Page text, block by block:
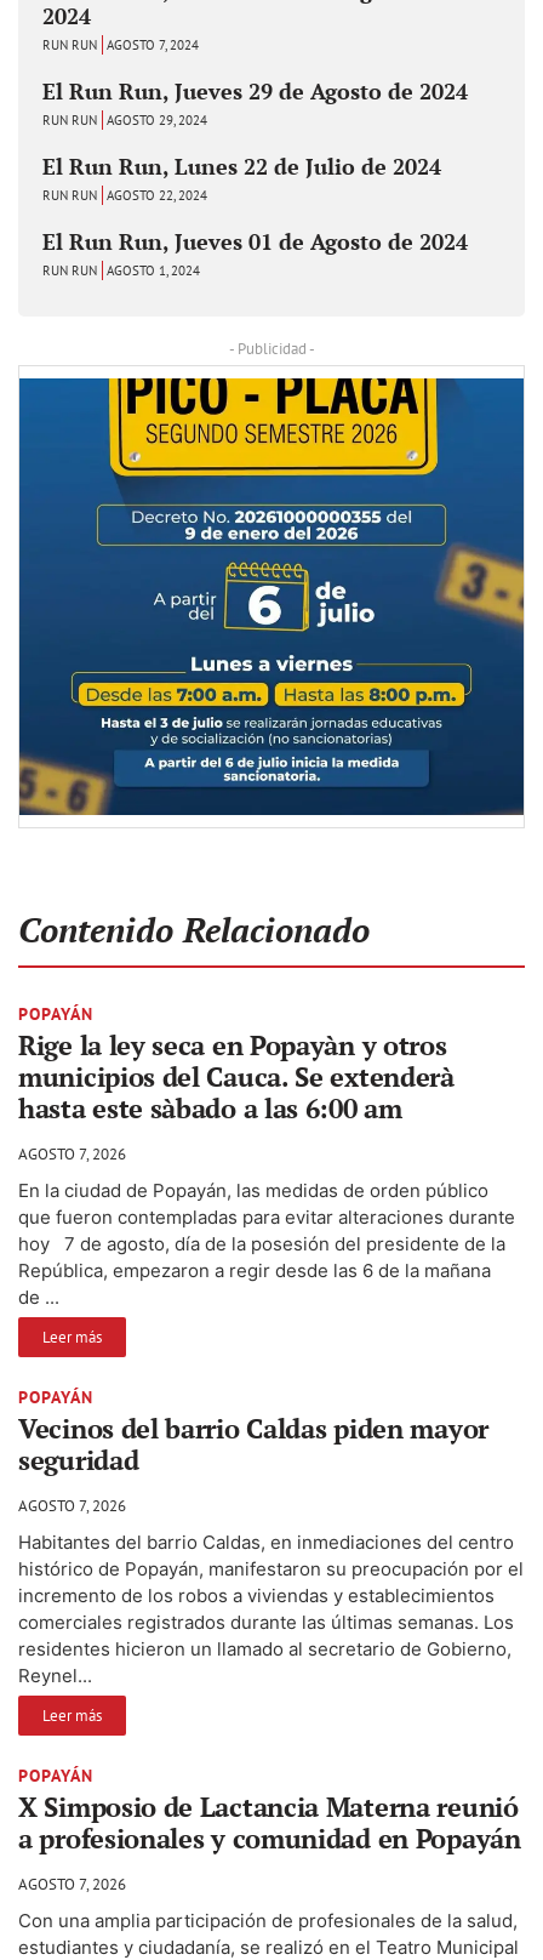
2024
RUN RUN AGOSTO 7, 2024
El Run Run, Jueves 29 de Agosto de 2024
RUN RUN AGOSTO 29, 2024
El Run Run, Lunes 22 de Julio de 2024
RUN RUN AGOSTO 22, 2024
El Run Run, Jueves 01 de Agosto de 2024
RUN RUN AGOSTO 1, 2024
- Publicidad -
Contenido Relacionado
POPAYÁN
Rige la ley seca en Popayàn y otros
municipios del Cauca. Se extenderà
hasta este sàbado a las 6:00 am
AGOSTO 7, 2026
En la ciudad de Popayán, las medidas de orden público
que fueron contempladas para evitar alteraciones durante
hoy 7 de agosto, día de la posesión del presidente de la
República, empezaron a regir desde las 6 de la mañana
de ...
Leer más
POPAYÁN
Vecinos del barrio Caldas piden mayor
seguridad
AGOSTO 7, 2026
Habitantes del barrio Caldas, en inmediaciones del centro
histórico de Popayán, manifestaron su preocupación por el
incremento de los robos a viviendas y establecimientos
comerciales registrados durante las últimas semanas. Los
residentes hicieron un llamado al secretario de Gobierno,
Reynel...
Leer más
POPAYÁN
X Simposio de Lactancia Materna reunió
a profesionales y comunidad en Popayán
AGOSTO 7, 2026
Con una amplia participación de profesionales de la salud,
estudiantes y ciudadanía, se realizó en el Teatro Municipal